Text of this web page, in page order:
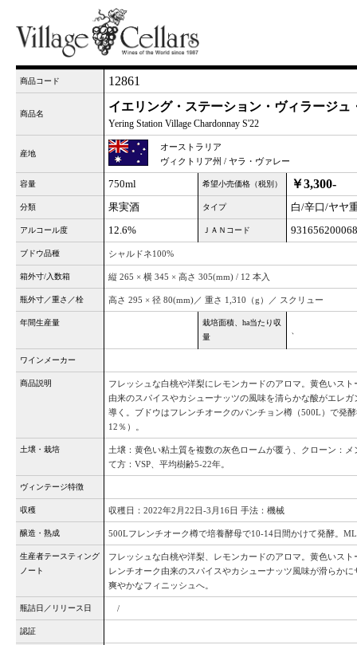
商品コード 12861
商品名
イエリング・ステーション・ヴィラージュ
Yering Station Village Chardonnay S'22
産地
オーストラリア
ヴィクトリア州 / ヤラ・ヴァレー
容量 750ml 希望小売価格（税別） ￥3,300-
分類 果実酒 タイプ 白/辛口/ヤヤ
アルコール度 12.6% ＪＡＮコード
ブドウ品種 シャルドネ100%
箱外寸/入数箱 縦 265 × 横 345 × 高さ 305(mm) / 12 本入
瓶外寸／重さ／栓 高さ 295 × 径 80(mm)／ 重さ 1,310（g）／ スクリュー
年間生産量
栽培面積、ha当たり収
量
ワインメーカー
商品説明
フレッシュな白桃や洋梨にレモンカードのアロマ。黄色いス
由来のスパイスやカシューナッツの風味を清らかな酸がエレ
導く。ブドウはフレンチオークのパンチョン樽（500L）で発
12％）。
土壌・栽培
土壌：黄色い粘土質を複数の灰色ロームが覆う、クローン：
て方：VSP、平均樹齢5-22年。
ヴィンテージ特徴
収穫 収穫日：2022年2月22日-3月16日 手法：機械
醸造・熟成 500Lフレンチオーク樽で培養酵母で10-14日間かけて発酵。
生産者テースティング
ノート
フレッシュな白桃や洋梨、レモンカードのアロマ。黄色いス
レンチオーク由来のスパイスやカシューナッツ風味が滑らか
爽やかなフィニッシュへ。
瓶詰日／リリース日 /
認証